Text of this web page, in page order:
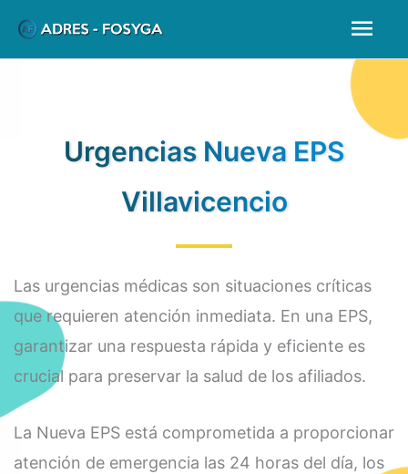
Urgencias Nueva EPS
Villavicencio
Las urgencias médicas son situaciones críticas
que requieren atención inmediata. En una EPS,
garantizar una respuesta rápida y eficiente es
crucial para preservar la salud de los afiliados.
La Nueva EPS está comprometida a proporcionar
atención de emergencia las 24 horas del día, los